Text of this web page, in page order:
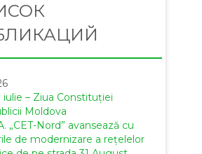
iulie – Ziua Constituției
Moldova
„CET-Nord” avansează cu
de modernizare a rețelelor